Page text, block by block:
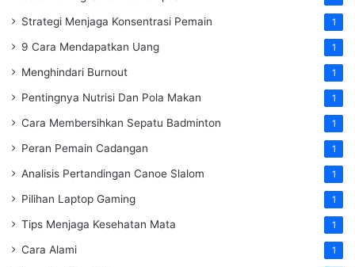
Strategi Menjaga Konsentrasi Pemain 1
9 Cara Mendapatkan Uang 1
Menghindari Burnout 1
Pentingnya Nutrisi Dan Pola Makan 1
Cara Membersihkan Sepatu Badminton 1
Peran Pemain Cadangan 1
Analisis Pertandingan Canoe Slalom 1
Pilihan Laptop Gaming 1
Tips Menjaga Kesehatan Mata 1
Cara Alami 1